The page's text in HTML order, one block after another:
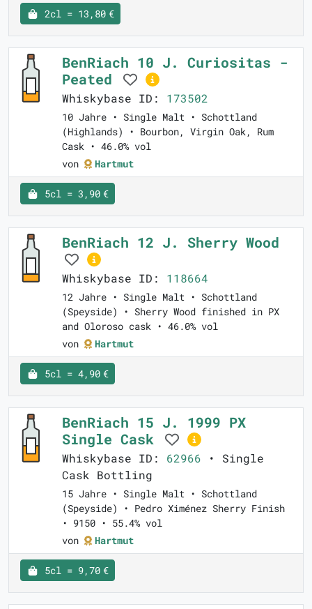
2cl = 13,80 €
BenRiach 10 J. Curiositas -
Peated
Whiskybase ID: 173502
10 Jahre • Single Malt • Schottland
(Highlands) • Bourbon, Virgin Oak, Rum
Cask • 46.0% vol
von
Hartmut
5cl = 3,90 €
BenRiach 12 J. Sherry Wood
Whiskybase ID: 118664
12 Jahre • Single Malt • Schottland
(Speyside) • Sherry Wood finished in PX
and Oloroso cask • 46.0% vol
von
Hartmut
5cl = 4,90 €
BenRiach 15 J. 1999 PX
Single Cask
Whiskybase ID: 62966 • Single
Cask Bottling
15 Jahre • Single Malt • Schottland
(Speyside) • Pedro Ximénez Sherry Finish
• 9150 • 55.4% vol
von
Hartmut
5cl = 9,70 €